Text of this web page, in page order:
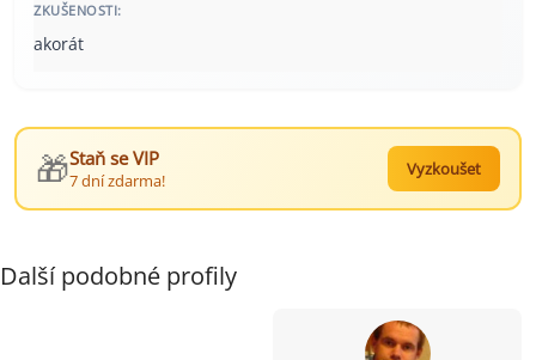
ZKUŠENOSTI:
akorát
🎁Staň se VIP
7 dní zdarma!
Vyzkoušet
Další podobné profily